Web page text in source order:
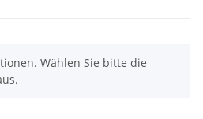
Wählen Sie bitte die